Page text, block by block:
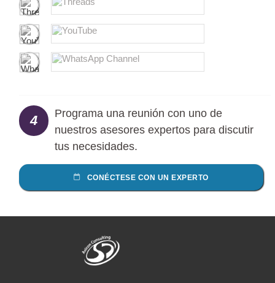
4
Programa una reunión con uno de
nuestros asesores expertos para discutir
tus necesidades.
CONÉCTESE CON UN EXPERTO